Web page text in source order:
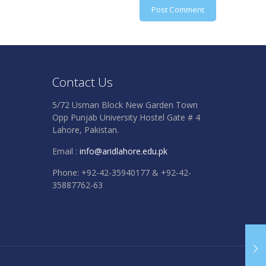
Contact Us
5/72 Usman Block New Garden Town
Opp Punjab University Hostel Gate # 4
Lahore, Pakistan.
Email : info@aridlahore.edu.pk
Phone: +92-42-35940177 & +92-42-
35887762-63